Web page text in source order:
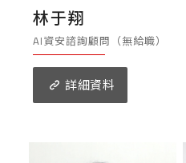
林于翔
AI資安諮詢顧問（無給職）
詳細資料